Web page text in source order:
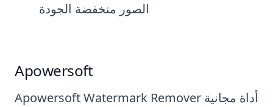
الصور منخفضة الجودة
Apowersoft
Apowersoft Watermark Remover أداة مجانية